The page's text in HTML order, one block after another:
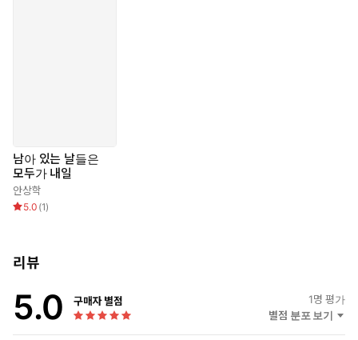
성찰”이라 표현한다.
남아 있는 날들은
모두가 내일
안상학
5.0 (1)
리뷰
5.0 구매자 별점 1명 평가
별점 분포 보기